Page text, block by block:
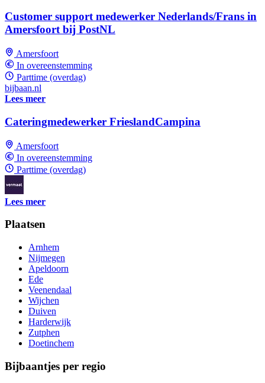
Customer support medewerker Nederlands/Frans in
Amersfoort bij PostNL
Amersfoort
In overeenstemming
Parttime (overdag)
bijbaan.nl
Lees meer
Cateringmedewerker FrieslandCampina
Amersfoort
In overeenstemming
Parttime (overdag)
Lees meer
Plaatsen
Arnhem
Nijmegen
Apeldoorn
Ede
Veenendaal
Wijchen
Duiven
Harderwijk
Zutphen
Doetinchem
Bijbaantjes per regio